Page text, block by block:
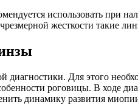
использовать при
жесткости такие
Для этого
роговицы. В ходе
динамику развития